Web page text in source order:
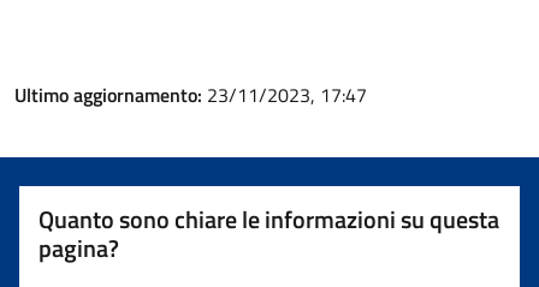
Ultimo aggiornamento: 23/11/2023, 17:47
Quanto sono chiare le informazioni su questa
pagina?